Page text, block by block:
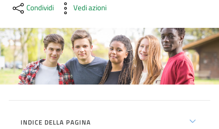
Come
fare
per...
territorio
Condividi Vedi azioni
INDICE DELLA PAGINA